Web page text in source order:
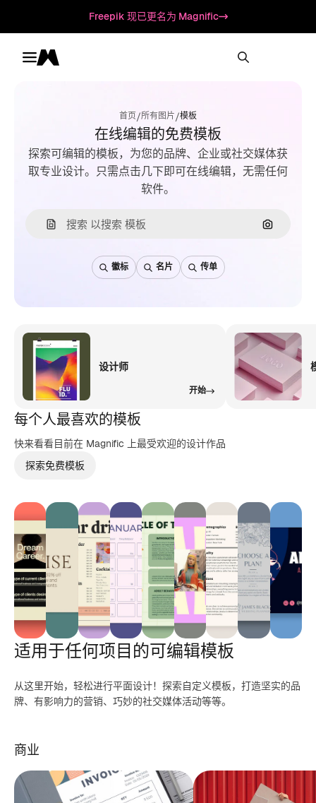
Freepik 现已更名为 Magnific
Toggle menu
Magnific
首页/所有图片/模板
在线编辑的免费模板
探索可编辑的模板，为您的品牌、企业或社交媒体获
取专业设计。只需点击几下即可在线编辑，无需任何
软件。
通过图片
徽标 名片 传单
设计师
开始
每个人最喜欢的模板
快来看看目前在 Magnific 上最受欢迎的设计作品
探索免费模板
适用于任何项目的可编辑模板
从这里开始，轻松进行平面设计！探索自定义模板，打造坚实的品
牌、有影响力的营销、巧妙的社交媒体活动等等。
商业